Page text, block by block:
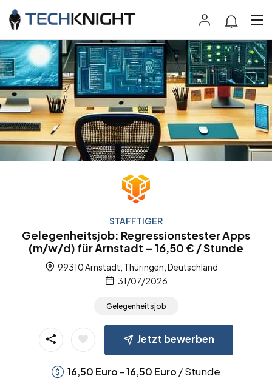
STAFFTIGER
Gelegenheitsjob: Regressionstester Apps
(m/w/d) für Arnstadt – 16,50 € / Stunde
99310 Arnstadt, Thüringen, Deutschland
31/07/2026
Gelegenheitsjob
Jetzt bewerben
16,50 Euro -16,50 Euro / Stunde